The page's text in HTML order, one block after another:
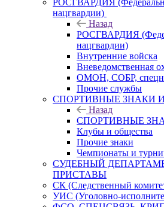
РОСГВАРДИЯ
нацгвардии)
Назад
РОСГВАРДИЯ
нацгвардии)
Внутренние войска
Вневедомственная
ОМОН, СОБР,
Прочие службы
СПОРТИВНЫЕ ЗНАКИ
Назад
СПОРТИВНЫЕ
Клубы и общества
Прочие знаки
Чемпионаты и
СУДЕБНЫЙ
ПРИСТАВЫ
СК (Следственный
УИС (Уголовно-